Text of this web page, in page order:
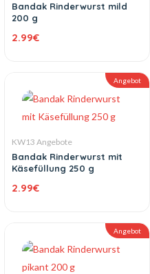
Bandak Rinderwurst mild
200 g
2.99€
Angebot
KW13 Angebote
Bandak Rinderwurst mit
Käsefüllung 250 g
2.99€
Angebot